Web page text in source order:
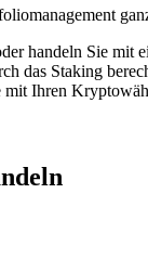
handeln Sie
das Staking
Ihren